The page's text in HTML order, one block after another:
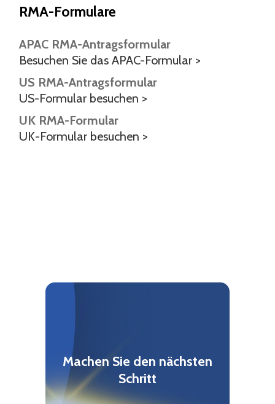
RMA-Formulare
APAC RMA-Antragsformular
Besuchen Sie das APAC-Formular >
US RMA-Antragsformular
US-Formular besuchen >
UK RMA-Formular
UK-Formular besuchen >
Machen Sie den nächsten
Schritt